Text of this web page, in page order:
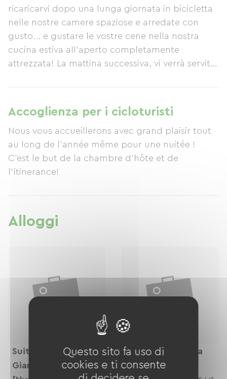
ricaricarvi dopo una lunga giornata in bicicletta
nelle nostre camere spaziose e arredate con
gusto... e gustare le vostre cene nella nostra
cucina estiva all'aperto completamente
attrezzata! La mattina successiva, vi verrà servita
Accoglienza per i cicloturisti
Nous vous accueillerons avec grand plaisir tout
au long de l'année même pour une nuitée !
C'est le but de la chambre d'hôte et de
l'itinerance!
Alloggi
Suite Con Vista
Giardino Per
Camera Con Vista
Sul Palmeto
Questo sito fa uso di
cookies e ti consente